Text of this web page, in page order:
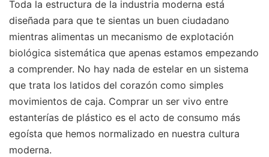
Toda la estructura de la industria moderna está
diseñada para que te sientas un buen ciudadano
mientras alimentas un mecanismo de explotación
biológica sistemática que apenas estamos empezando
a comprender. No hay nada de estelar en un sistema
que trata los latidos del corazón como simples
movimientos de caja. Comprar un ser vivo entre
estanterías de plástico es el acto de consumo más
egoísta que hemos normalizado en nuestra cultura
moderna.